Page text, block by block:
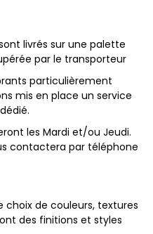
livrés sur une palette
par le transporteur
particulièrement
mis en place un service
les Mardi et/ou Jeudi.
contactera par téléphone
choix de couleurs, textures
des finitions et styles